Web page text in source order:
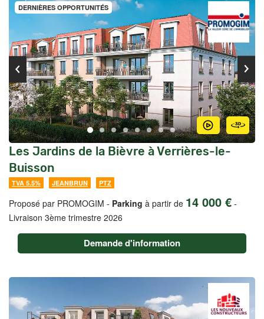
DERNIÈRES OPPORTUNITÉS
Les Jardins de la Bièvre à Verrières-le-
Buisson
TVA 5.5% JEANBRUN PTZ
Proposé par PROMOGIM - Parking à partir de 14 000 € -
Livraison 3ème trimestre 2026
Demande d'information